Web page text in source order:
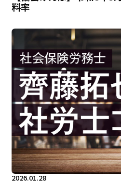
料率
2026.01.28